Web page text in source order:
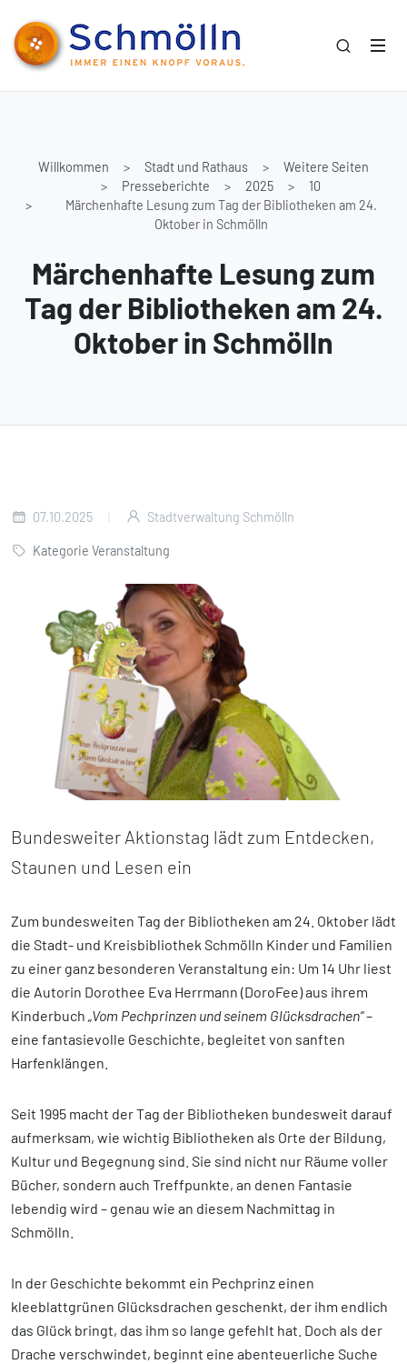
Willkommen Stadt und Rathaus
Weitere Seiten
Presseberichte
2025
10
Märchenhafte Lesung zum Tag der Bibliotheken am 24.
Oktober in Schmölln
Märchenhafte Lesung zum
Tag der Bibliotheken am 24.
Oktober in Schmölln
07.10.2025 Stadtverwaltung Schmölln
Kategorie Veranstaltung
Bundesweiter Aktionstag lädt zum Entdecken,
Staunen und Lesen ein
Zum bundesweiten Tag der Bibliotheken am 24. Oktober lädt
die Stadt- und Kreisbibliothek Schmölln Kinder und Familien
zu einer ganz besonderen Veranstaltung ein: Um 14 Uhr liest
die Autorin Dorothee Eva Herrmann (DoroFee) aus ihrem
Kinderbuch „Vom Pechprinzen und seinem Glücksdrachen“–
eine fantasievolle Geschichte, begleitet von sanften
Harfenklängen.
Seit 1995 macht der Tag der Bibliotheken bundesweit darauf
aufmerksam, wie wichtig Bibliotheken als Orte der Bildung,
Kultur und Begegnung sind. Sie sind nicht nur Räume voller
Bücher, sondern auch Treffpunkte, an denen Fantasie
lebendig wird – genau wie an diesem Nachmittag in
Schmölln.
In der Geschichte bekommt ein Pechprinz einen
kleeblattgrünen Glücksdrachen geschenkt, der ihm endlich
das Glück bringt, das ihm so lange gefehlt hat. Doch als der
Drache verschwindet, beginnt eine abenteuerliche Suche